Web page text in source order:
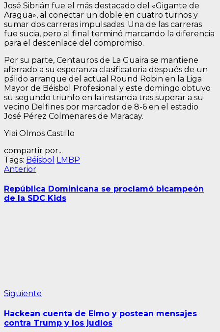
José Sibrián fue el más destacado del «Gigante de
Aragua», al conectar un doble en cuatro turnos y
sumar dos carreras impulsadas. Una de las carreras
fue sucia, pero al final terminó marcando la diferencia
para el descenlace del compromiso.
Por su parte, Centauros de La Guaira se mantiene
aferrado a su esperanza clasificatoria después de un
pálido arranque del actual Round Robin en la Liga
Mayor de Béisbol Profesional y este domingo obtuvo
su segundo triunfo en la instancia tras superar a su
vecino Delfines por marcador de 8-6 en el estadio
José Pérez Colmenares de Maracay.
Ylai Olmos Castillo
compartir por...
Tags: Béisbol LMBP
Navegación
de
entradas
AnteriorEntrada
­­­República Dominicana se proclamó bicampeón
de la SDC Kids
Siguiente
Hackean cuenta de Elmo y postean mensajes
contra Trump y los judíos